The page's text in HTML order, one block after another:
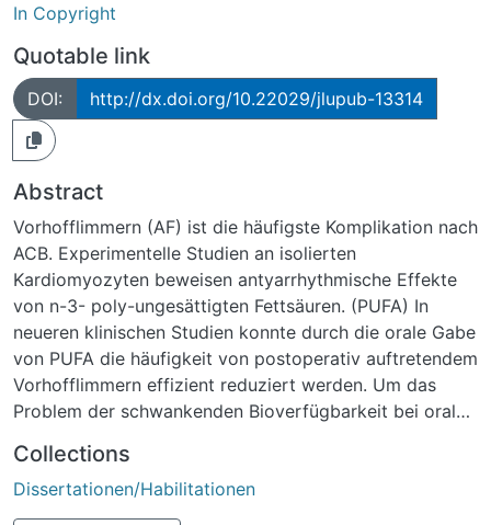
In Copyright
Quotable link
DOI: http://dx.doi.org/10.22029/jlupub-13314
Abstract
Vorhofflimmern (AF) ist die häufigste Komplikation nach
ACB. Experimentelle Studien an isolierten
Kardiomyozyten beweisen antyarrhythmische Effekte
von n-3- poly-ungesättigten Fettsäuren. (PUFA) In
neueren klinischen Studien konnte durch die orale Gabe
von PUFA die häufigkeit von postoperativ auftretendem
Vorhofflimmern effizient reduziert werden. Um das
Problem der schwankenden Bioverfügbarkeit bei oraler
der kontinuirlichen intravenösen Infusion über eine
Spritzpumpe.Material und Methoden: 52 Patienten
wurden randomisiert in der PUFA Gruppe, 50 Patienten
Collections
Dissertationen/Habilitationen